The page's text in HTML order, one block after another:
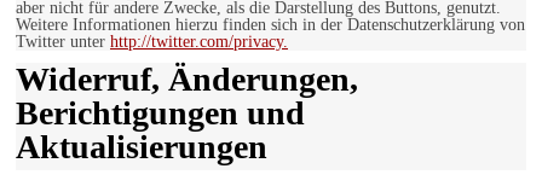
aber nicht für andere Zwecke, als die Darstellung des Buttons, genutzt.
Weitere Informationen hierzu finden sich in der Datenschutzerklärung von
Twitter unter http://twitter.com/privacy.
Widerruf, Änderungen,
Berichtigungen und
Aktualisierungen